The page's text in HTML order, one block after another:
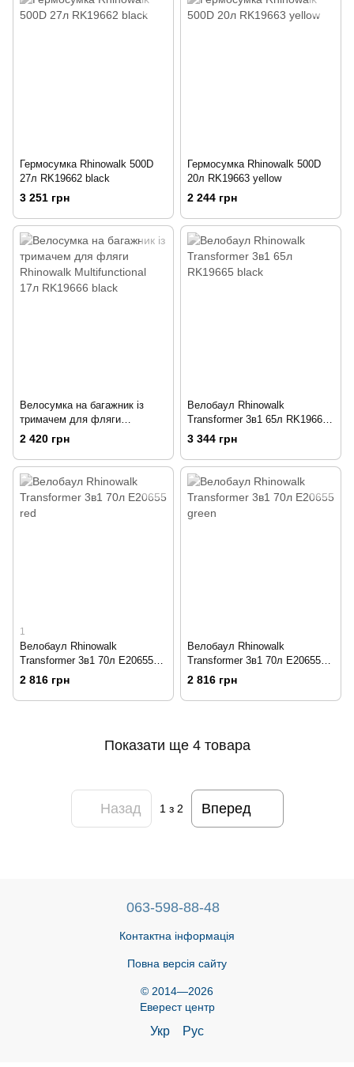
Гермосумка Rhinowalk 500D
27л RK19662 black
3 251 грн
Гермосумка Rhinowalk 500D
20л RK19663 yellow
2 244 грн
Велосумка на багажник із
тримачем для фляги
Rhinowalk Multifunctional 17л
RK19666 black
2 420 грн
Велобаул Rhinowalk
Transformer 3в1 65л RK19665
black
3 344 грн
1
Велобаул Rhinowalk
Transformer 3в1 70л E20655
red
2 816 грн
Велобаул Rhinowalk
Transformer 3в1 70л E20655
green
2 816 грн
Показати ще 4 товара
Назад 1з 2 Вперед
063-598-88-48
Контактна інформація
Повна версія сайту
© 2014—2026
Еверест центр
Укр Рус